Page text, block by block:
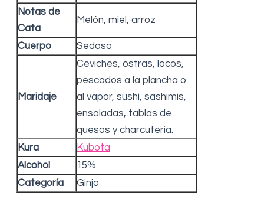
Notas de
Cata
Melón, miel, arroz
Cuerpo Sedoso
Maridaje
Ceviches, ostras, locos,
pescados a la plancha o
al vapor, sushi, sashimis,
ensaladas, tablas de
quesos y charcutería.
Kura
Kubota
Alcohol
15%
Categoría
Ginjo